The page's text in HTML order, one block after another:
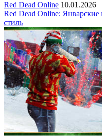
Red Dead Online 10.01.2026
Red Dead Online: Январские
стиль